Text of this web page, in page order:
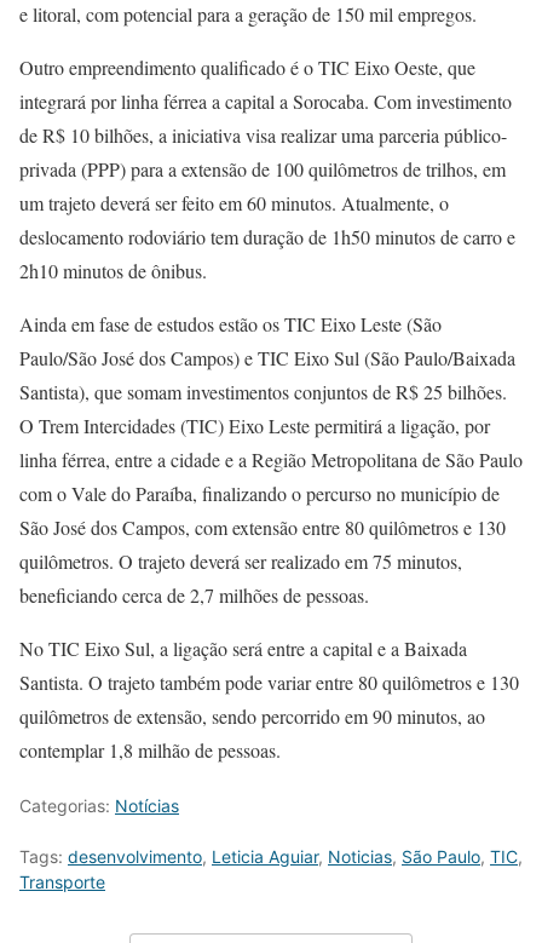
e litoral, com potencial para a geração de 150 mil empregos.
Outro empreendimento qualificado é o TIC Eixo Oeste, que
integrará por linha férrea a capital a Sorocaba. Com investimento
de R$ 10 bilhões, a iniciativa visa realizar uma parceria público-
privada (PPP) para a extensão de 100 quilômetros de trilhos, em
um trajeto deverá ser feito em 60 minutos. Atualmente, o
deslocamento rodoviário tem duração de 1h50 minutos de carro e
2h10 minutos de ônibus.
Ainda em fase de estudos estão os TIC Eixo Leste (São
Paulo/São José dos Campos) e TIC Eixo Sul (São Paulo/Baixada
Santista), que somam investimentos conjuntos de R$ 25 bilhões.
O Trem Intercidades (TIC) Eixo Leste permitirá a ligação, por
linha férrea, entre a cidade e a Região Metropolitana de São Paulo
com o Vale do Paraíba, finalizando o percurso no município de
São José dos Campos, com extensão entre 80 quilômetros e 130
quilômetros. O trajeto deverá ser realizado em 75 minutos,
beneficiando cerca de 2,7 milhões de pessoas.
No TIC Eixo Sul, a ligação será entre a capital e a Baixada
Santista. O trajeto também pode variar entre 80 quilômetros e 130
quilômetros de extensão, sendo percorrido em 90 minutos, ao
contemplar 1,8 milhão de pessoas.
Categorias: Notícias
Tags: desenvolvimento, Leticia Aguiar, Noticias, São Paulo, TIC,
Transporte